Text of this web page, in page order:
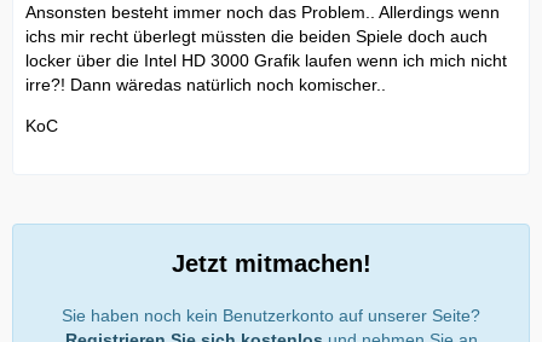
Ansonsten besteht immer noch das Problem.. Allerdings wenn
ichs mir recht überlegt müssten die beiden Spiele doch auch
locker über die Intel HD 3000 Grafik laufen wenn ich mich nicht
irre?! Dann wäredas natürlich noch komischer..
KoC
Jetzt mitmachen!
Sie haben noch kein Benutzerkonto auf unserer Seite?